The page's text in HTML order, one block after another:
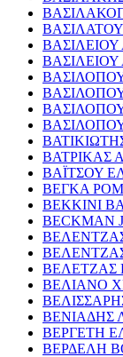
ΒΑΤΡΙΚΑΣ
ΒΑΪΤΣΟΥ
ΒΕΓΚΑ
ΒΕΚΚΙΝΙ
BECKMAN
ΒΕΛΕΤΖΑΣ
ΒΕΛΙΑΝΟ
ΒΕΝΙΑΔΗΣ
ΒΕΡΓΕΤΗ
ΒΕΡΔΕΛΗ